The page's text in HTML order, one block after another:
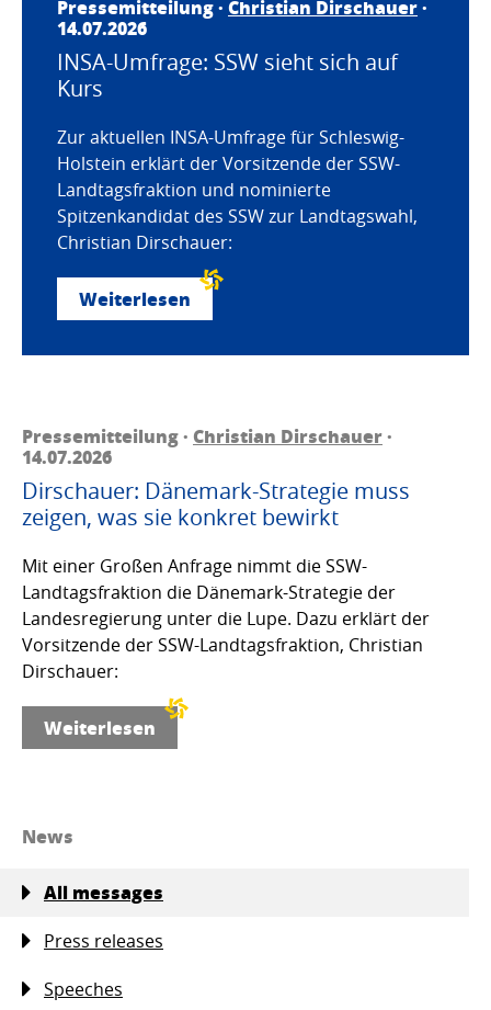
Pressemitteilung · Christian Dirschauer·
14.07.2026
INSA-Umfrage: SSW sieht sich auf
Kurs
Zur aktuellen INSA-Umfrage für Schleswig-
Holstein erklärt der Vorsitzende der SSW-
Landtagsfraktion und nominierte
Spitzenkandidat des SSW zur Landtagswahl,
Christian Dirschauer:
Weiterlesen
Pressemitteilung · Christian Dirschauer·
14.07.2026
Dirschauer: Dänemark-Strategie muss
zeigen, was sie konkret bewirkt
Mit einer Großen Anfrage nimmt die SSW-
Landtagsfraktion die Dänemark-Strategie der
Landesregierung unter die Lupe. Dazu erklärt der
Vorsitzende der SSW-Landtagsfraktion, Christian
Dirschauer:
Weiterlesen
News
All messages
Press releases
Speeches